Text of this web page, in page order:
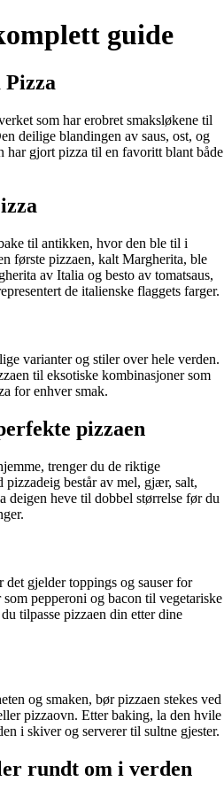
guide
som har erobret smaksløkene til
deilige blandingen av saus, ost, og
har gjort pizza til en favoritt blant både
til antikken, hvor den ble til i
første pizzaen, kalt Margherita, ble
av Italia og besto av tomatsaus,
de italienske flaggets farger.
varianter og stiler over hele verden.
til eksotiske kombinasjoner som
for enhver smak.
pizzaen
trenger du de riktige
pizzadeig består av mel, gjær, salt,
deigen heve til dobbel størrelse før du
gjelder toppings og sauser for
pepperoni og bacon til vegetariske
tilpasse pizzaen din etter dine
og smaken, bør pizzaen stekes ved
pizzaovn. Etter baking, la den hvile
i skiver og serverer til sultne gjester.
rundt om i verden